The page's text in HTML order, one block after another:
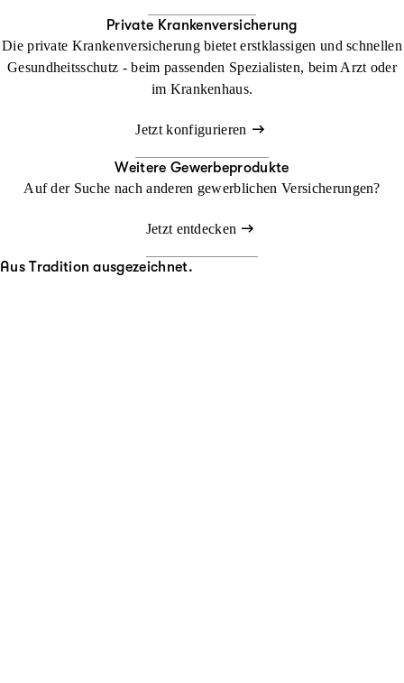
Private Krankenversicherung
Die private Krankenversicherung bietet erstklassigen und schnellen
Gesundheitsschutz - beim passenden Spezialisten, beim Arzt oder
im Krankenhaus.
Jetzt konfigurieren
Weitere Gewerbeprodukte
Auf der Suche nach anderen gewerblichen Versicherungen?
Jetzt entdecken
Aus Tradition ausgezeichnet.